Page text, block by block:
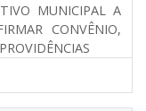
MUNICIPAL A
CONVÊNIO,